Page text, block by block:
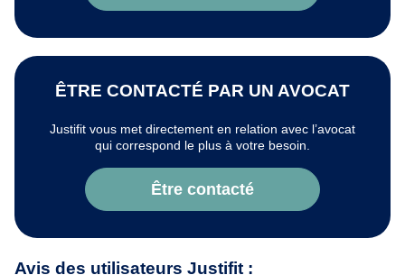
ÊTRE CONTACTÉ PAR UN AVOCAT
Justifit vous met directement en relation avec l’avocat
qui correspond le plus à votre besoin.
Être contacté
Avis des utilisateurs Justifit :